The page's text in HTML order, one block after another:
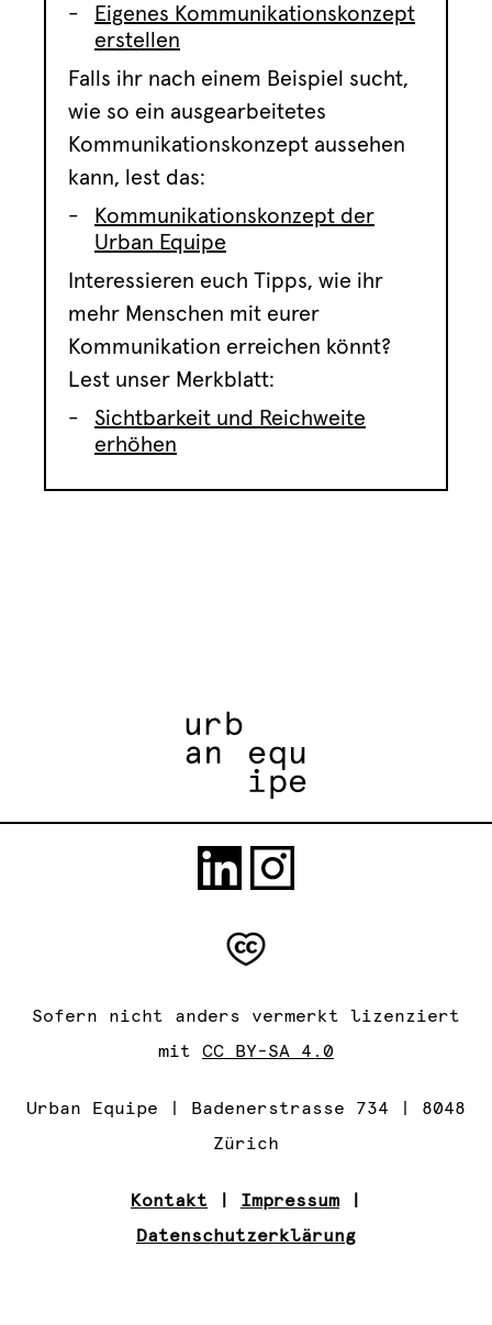
Eigenes Kommunikationskonzept
erstellen
Falls ihr nach einem Beispiel sucht,
wie so ein ausgearbeitetes
Kommunikationskonzept aussehen
kann, lest das:
Kommunikationskonzept der
Urban Equipe
Interessieren euch Tipps, wie ihr
mehr Menschen mit eurer
Kommunikation erreichen könnt?
Lest unser Merkblatt:
Sichtbarkeit und Reichweite
erhöhen
Sofern nicht anders vermerkt lizenziert
mit CC BY-SA 4.0
Urban Equipe | Badenerstrasse 734 | 8048
Zürich
Kontakt Impressum
Datenschutzerklärung